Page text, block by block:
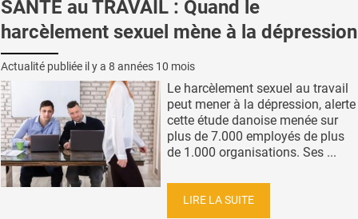
SANTÉ au TRAVAIL : Quand le
harcèlement sexuel mène à la dépression
Actualité publiée il y a 8 années 10 mois
Le harcèlement sexuel au travail
peut mener à la dépression, alerte
cette étude danoise menée sur
plus de 7.000 employés de plus
de 1.000 organisations. Ses ...
LIRE LA SUITE